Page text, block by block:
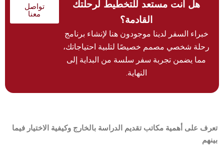
هل أنت مستعد للتخطيط لرحلتك
القادمة؟
خبراء السفر لدينا موجودون هنا لإنشاء برنامج
رحلة شخصي مصمم خصيصًا لتلبية احتياجاتك،
مما يضمن تجربة سفر سلسة من البداية إلى
النهاية.
تواصل
معنا
تعرف على أهمية مكاتب تقديم الدراسة بالخارج وكيفية الاختيار فيما
بينهم